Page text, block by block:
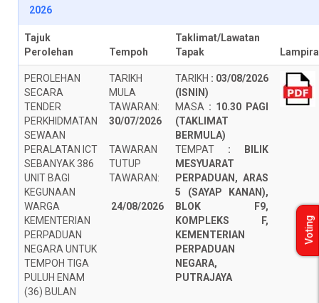
2026
Tajuk
Perolehan
Tempoh
Taklimat/Lawatan
Tapak
PEROLEHAN
SECARA
TENDER
PERKHIDMATAN
SEWAAN
PERALATAN ICT
SEBANYAK 386
UNIT BAGI
KEGUNAAN
WARGA
KEMENTERIAN
PERPADUAN
NEGARA UNTUK
TEMPOH TIGA
PULUH ENAM
(36) BULAN
TARIKH
MULA
TAWARAN:
30/07/2026
TAWARAN
TUTUP
TAWARAN:
24/08/2026
TARIKH : 03/08/2026
(ISNIN)
MASA : 10.30 PAGI
(TAKLIMAT
BERMULA)
TEMPAT :
BILIK
MESYUARAT
PERPADUAN, ARAS
5 (SAYAP KANAN),
BLOK F9,
KOMPLEKS F,
KEMENTERIAN
PERPADUAN
NEGARA,
PUTRAJAYA
Voting